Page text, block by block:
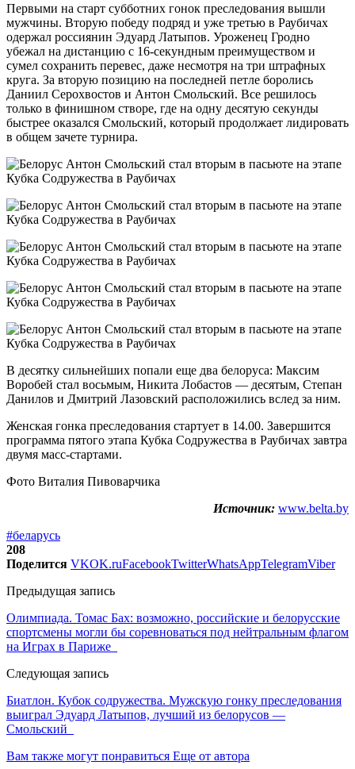
Первыми на старт субботних гонок преследования вышли
мужчины. Вторую победу подряд и уже третью в Раубичах
одержал россиянин Эдуард Латыпов. Уроженец Гродно
убежал на дистанцию с 16-секундным преимуществом и
сумел сохранить перевес, даже несмотря на три штрафных
круга. За вторую позицию на последней петле боролись
Даниил Серохвостов и Антон Смольский. Все решилось
только в финишном створе, где на одну десятую секунды
быстрее оказался Смольский, который продолжает лидировать
в общем зачете турнира.
В десятку сильнейших попали еще два белоруса: Максим
Воробей стал восьмым, Никита Лобастов — десятым, Степан
Данилов и Дмитрий Лазовский расположились вслед за ним.
Женская гонка преследования стартует в 14.00. Завершится
программа пятого этапа Кубка Содружества в Раубичах завтра
двумя масс-стартами.
Фото Виталия Пивоварчика
Источник: www.belta.by
#беларусь
208
Поделится VKOK.ruFacebookTwitterWhatsAppTelegramViber
Предыдущая запись
Олимпиада. Томас Бах: возможно, российские и белорусские
спортсмены могли бы соревноваться под нейтральным флагом
на Играх в Париже
Следующая запись
Биатлон. Кубок содружества. Мужскую гонку преследования
выиграл Эдуард Латыпов, лучший из белорусов —
Смольский
Вам также могут понравиться Еще от автора